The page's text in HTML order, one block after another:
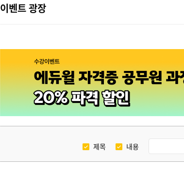
이벤트 광장
제목 내용